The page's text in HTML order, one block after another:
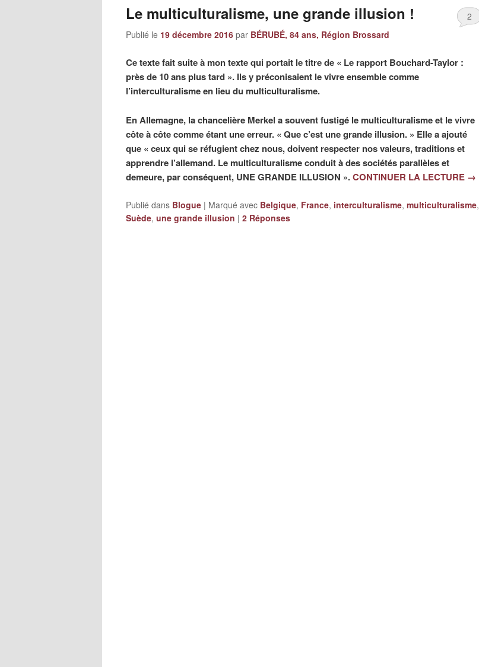
Le multiculturalisme, une grande illusion !
Publié le 19 décembre 2016 par BÉRUBÉ, 84 ans, Région Brossard
2
Ce texte fait suite à mon texte qui portait le titre de « Le rapport Bouchard-Taylor :
près de 10 ans plus tard ». Ils y préconisaient le vivre ensemble comme
l’interculturalisme en lieu du multiculturalisme.
En Allemagne, la chancelière Merkel a souvent fustigé le multiculturalisme et le vivre
côte à côte comme étant une erreur. « Que c’est une grande illusion. » Elle a ajouté
que « ceux qui se réfugient chez nous, doivent respecter nos valeurs, traditions et
apprendre l’allemand. Le multiculturalisme conduit à des sociétés parallèles et
demeure, par conséquent, UNE GRANDE ILLUSION ».CONTINUER LA LECTURE →
Publié dans Blogue | Marqué avec Belgique, France, interculturalisme, multiculturalisme,
Suède, une grande illusion | 2 Réponses